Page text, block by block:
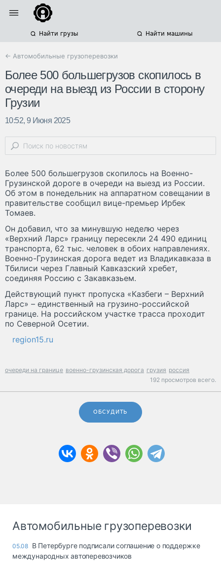
Найти грузы Найти машины
← Автомобильные грузоперевозки
Более 500 большегрузов скопилось в
очереди на выезд из России в сторону
Грузии
10:52, 9 Июня 2025
Более 500 большегрузов скопилось на Военно-
Грузинской дороге в очереди на выезд из России.
Об этом в понедельник на аппаратном совещании в
правительстве сообщил вице-премьер Ирбек
Томаев.
Он добавил, что за минувшую неделю через
«Верхний Ларс» границу пересекли 24 490 единиц
транспорта, 62 тыс. человек в обоих направлениях.
Военно-Грузинская дорога ведет из Владикавказа в
Тбилиси через Главный Кавказский хребет,
соединяя Россию с Закавказьем.
Действующий пункт пропуска «Казбеги – Верхний
Ларс» – единственный на грузино-российской
границе. На российском участке трасса проходит
по Северной Осетии.
region15.ru
очереди на границе военно-грузинская дорога грузия россия
192 просмотров всего.
ОБСУДИТЬ
Автомобильные грузоперевозки
05.08 В Петербурге подписали соглашение о поддержке
международных автоперевозчиков